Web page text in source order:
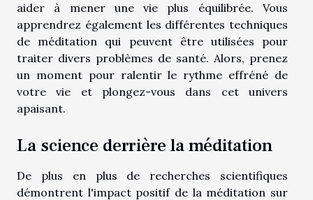
aider à mener une vie plus équilibrée. Vous
apprendrez également les différentes techniques
de méditation qui peuvent être utilisées pour
traiter divers problèmes de santé. Alors, prenez
un moment pour ralentir le rythme effréné de
votre vie et plongez-vous dans cet univers
apaisant.
La science derrière la méditation
De plus en plus de recherches scientifiques
démontrent l'impact positif de la méditation sur